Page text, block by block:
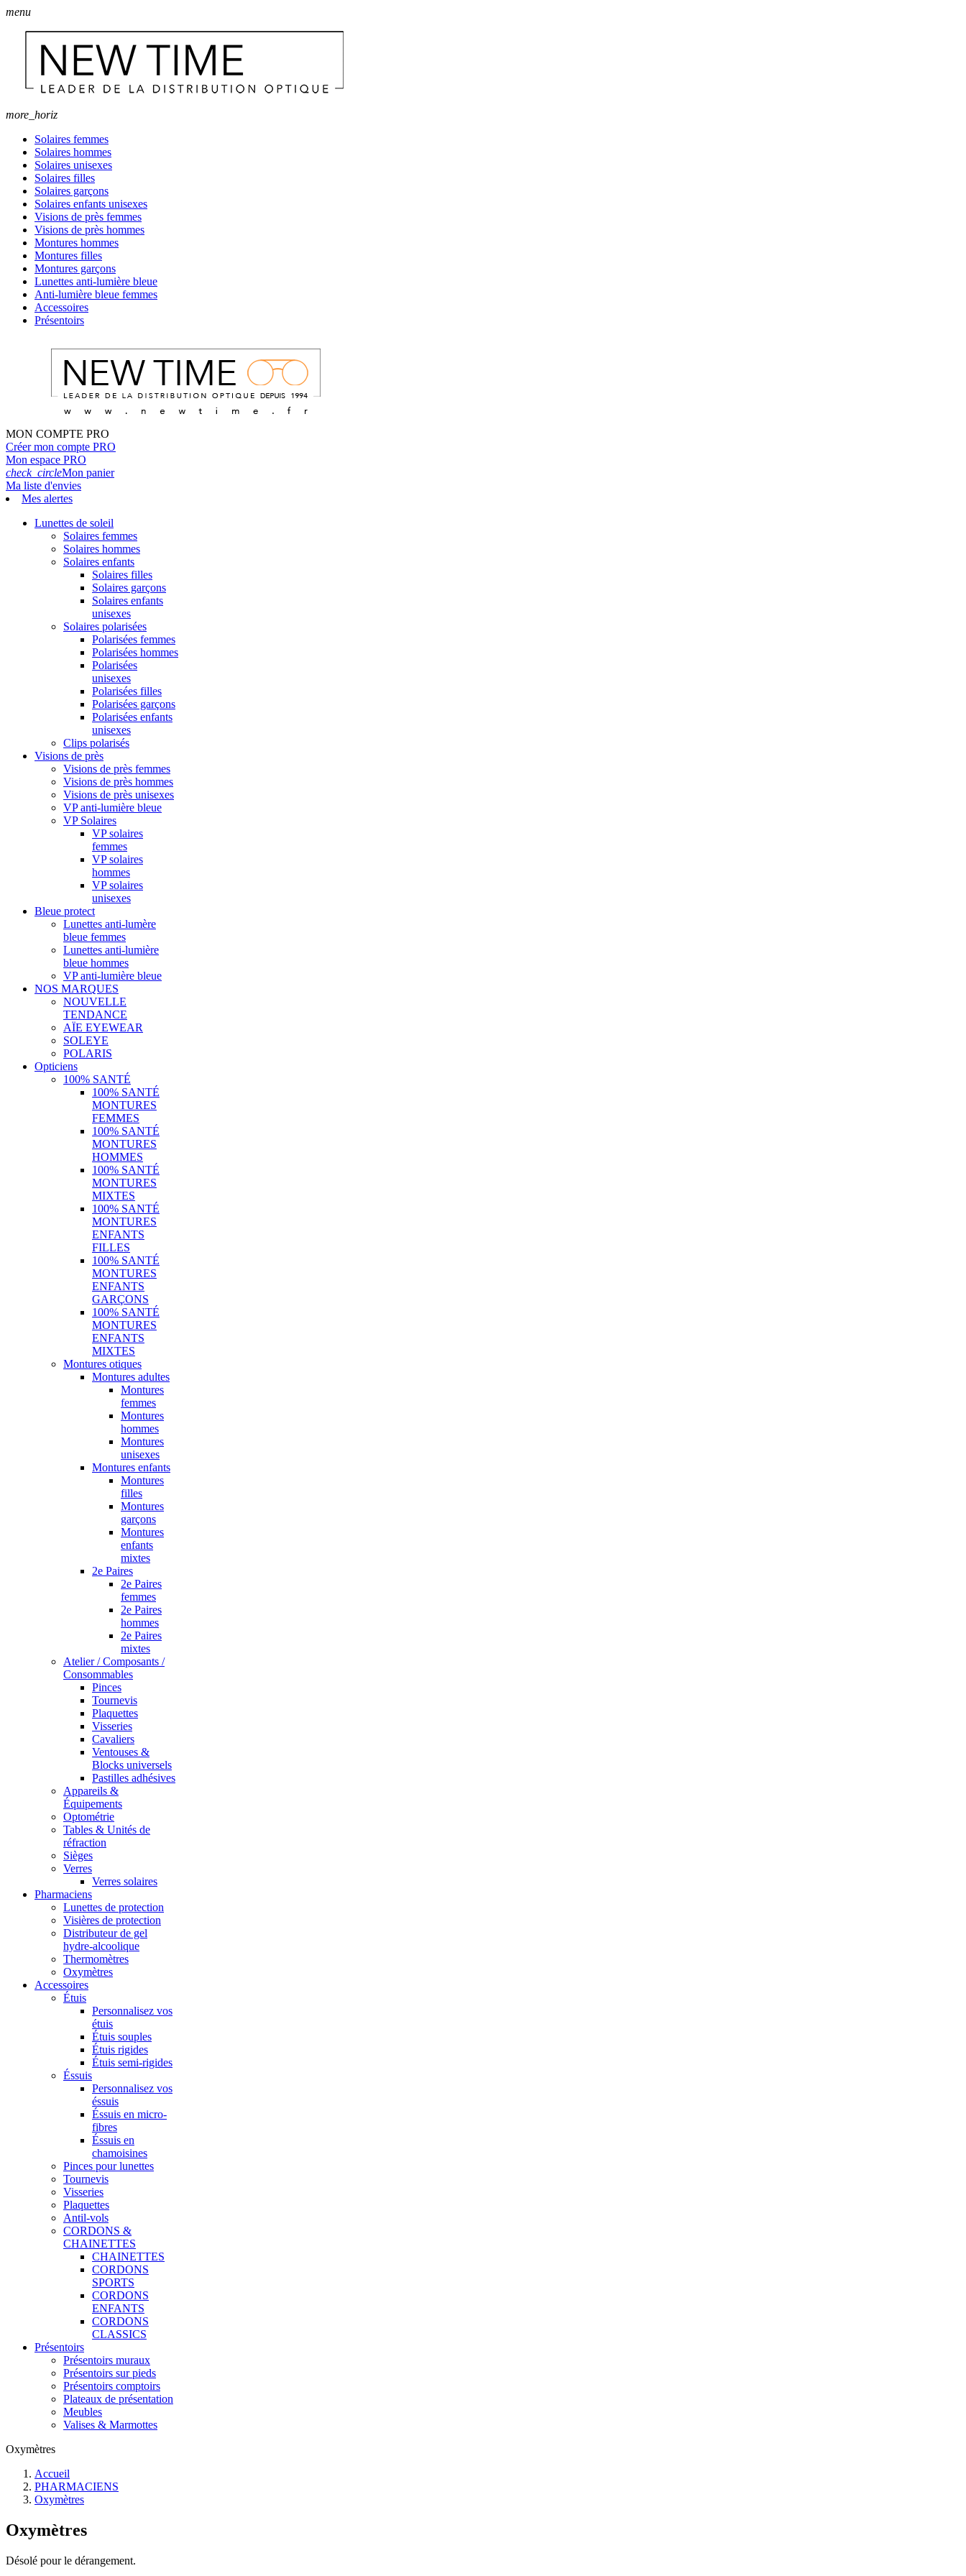
menu
more_horiz
Solaires femmes
Solaires hommes
Solaires unisexes
Solaires filles
Solaires garçons
Solaires enfants unisexes
Visions de près femmes
Visions de près hommes
Montures hommes
Montures filles
Montures garçons
Lunettes anti-lumière bleue
Anti-lumière bleue femmes
Accessoires
Présentoirs
MON COMPTE PRO
Créer mon compte PRO
Mon espace PRO
check_circleMon panier
Ma liste d'envies
Mes alertes
Lunettes de soleil
Solaires femmes
Solaires hommes
Solaires enfants
Solaires filles
Solaires garçons
Solaires enfants
unisexes
Solaires polarisées
Polarisées femmes
Polarisées hommes
Polarisées
unisexes
Polarisées filles
Polarisées garçons
Polarisées enfants
unisexes
Clips polarisés
Visions de près
Visions de près femmes
Visions de près hommes
Visions de près unisexes
VP anti-lumière bleue
VP Solaires
VP solaires
femmes
VP solaires
hommes
VP solaires
unisexes
Bleue protect
Lunettes anti-lumère
bleue femmes
Lunettes anti-lumière
bleue hommes
VP anti-lumière bleue
NOS MARQUES
NOUVELLE
TENDANCE
AÏE EYEWEAR
SOLEYE
POLARIS
Opticiens
100% SANTÉ
100% SANTÉ
MONTURES
FEMMES
100% SANTÉ
MONTURES
HOMMES
100% SANTÉ
MONTURES
MIXTES
100% SANTÉ
MONTURES
ENFANTS
FILLES
100% SANTÉ
MONTURES
ENFANTS
GARÇONS
100% SANTÉ
MONTURES
ENFANTS
MIXTES
Montures otiques
Montures adultes
Montures
femmes
Montures
hommes
Montures
unisexes
Montures enfants
Montures
filles
Montures
garçons
Montures
enfants
mixtes
2e Paires
2e Paires
femmes
2e Paires
hommes
2e Paires
mixtes
Atelier / Composants /
Consommables
Pinces
Tournevis
Plaquettes
Visseries
Cavaliers
Ventouses &
Blocks universels
Pastilles adhésives
Appareils &
Équipements
Optométrie
Tables & Unités de
réfraction
Sièges
Verres
Verres solaires
Pharmaciens
Lunettes de protection
Visières de protection
Distributeur de gel
hydre-alcoolique
Thermomètres
Oxymètres
Accessoires
Étuis
Personnalisez vos
étuis
Étuis souples
Étuis rigides
Étuis semi-rigides
Éssuis
Personnalisez vos
éssuis
Éssuis en micro-
fibres
Éssuis en
chamoisines
Pinces pour lunettes
Tournevis
Visseries
Plaquettes
Antil-vols
CORDONS &
CHAINETTES
CHAINETTES
CORDONS
SPORTS
CORDONS
ENFANTS
CORDONS
CLASSICS
Présentoirs
Présentoirs muraux
Présentoirs sur pieds
Présentoirs comptoirs
Plateaux de présentation
Meubles
Valises & Marmottes
Oxymètres
Accueil
PHARMACIENS
Oxymètres
Oxymètres
Désolé pour le dérangement.